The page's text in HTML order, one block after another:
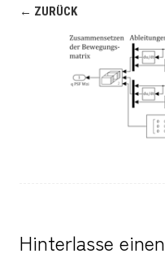
← ZURÜCK
Hinterlasse einen